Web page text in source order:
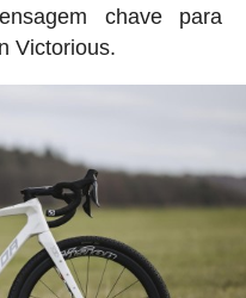
chave para
Victorious.